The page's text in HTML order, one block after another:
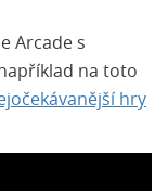
Arcade s
na toto
hry